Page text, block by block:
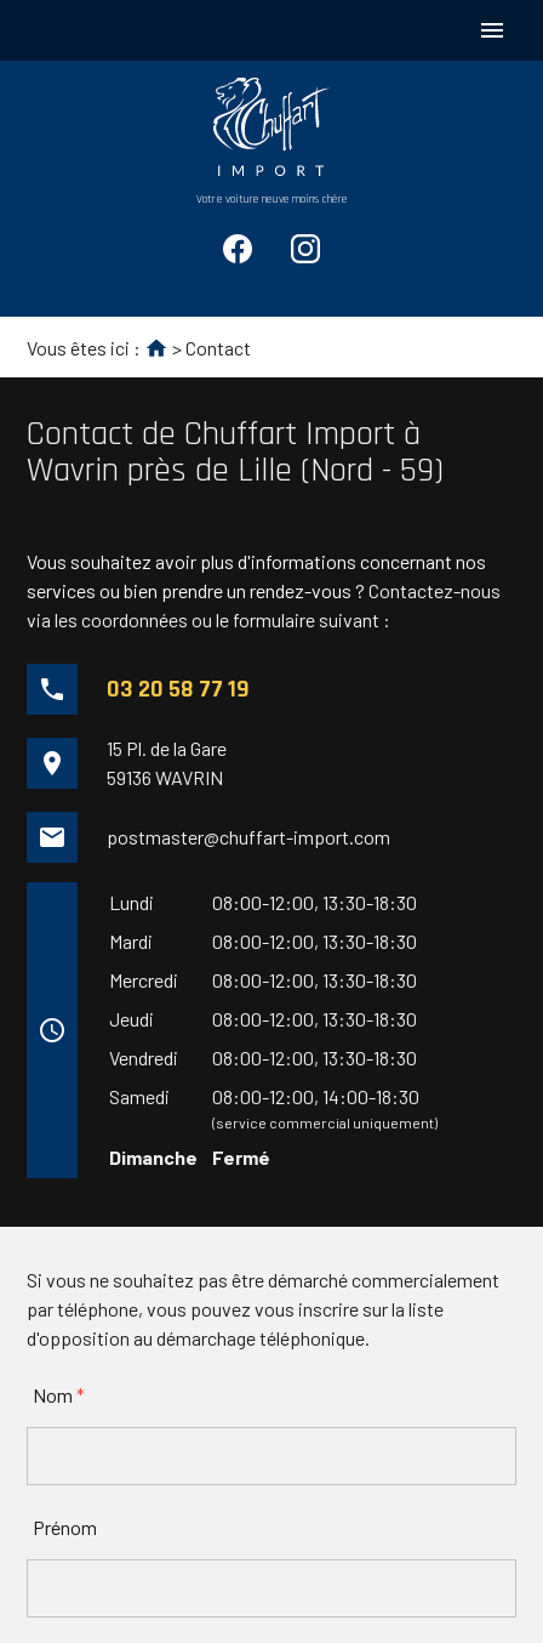
menu
Votre voiture neuve moins chère
Vous êtes ici : > Contact
Contact de Chuffart Import à
Wavrin près de Lille (Nord - 59)
Vous souhaitez avoir plus d'informations concernant nos
services ou bien prendre un rendez-vous ?Contactez-nous
via les coordonnées ou le formulaire suivant :
phone 03 20 58 77 19
place
15 Pl. de la Gare
59136 WAVRIN
mail postmaster@chuffart-import.com
access_time
Lundi 08:00-12:00,13:30-18:30
Mardi
08:00-12:00,13:30-18:30
Mercredi
08:00-12:00,13:30-18:30
Jeudi
08:00-12:00,13:30-18:30
Vendredi
08:00-12:00,13:30-18:30
Samedi
08:00-12:00,14:00-18:30
(service commercial uniquement)
Dimanche Fermé
Si vous ne souhaitez pas être démarché commercialement
par téléphone, vous pouvez vous inscrire sur la liste
d'opposition au démarchage téléphonique.
Nom*
Prénom